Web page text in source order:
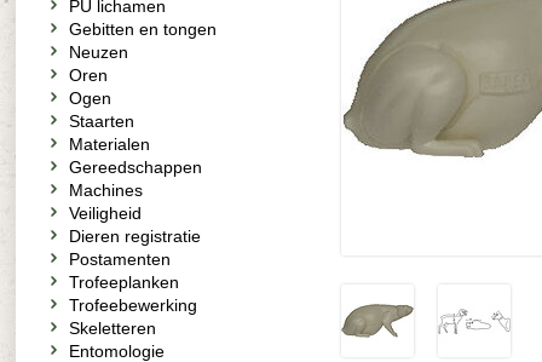
PU lichamen
Gebitten en tongen
Neuzen
Oren
Ogen
Staarten
Materialen
Gereedschappen
Machines
Veiligheid
Dieren registratie
Postamenten
Trofeeplanken
Trofeebewerking
Skeletteren
Entomologie